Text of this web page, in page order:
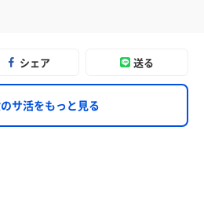
シェア 送る
サ活をもっと見る